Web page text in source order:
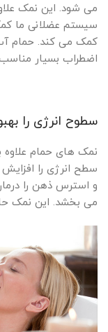
می شود. این نمک
سیستم عضلانی ما
کمک می کند. حمام
اضطراب بسیار
سطوح انرژی را
نمک های حمام علاوه
سطح انرژی را
و استرس ذهن را
می بخشد. این نمک